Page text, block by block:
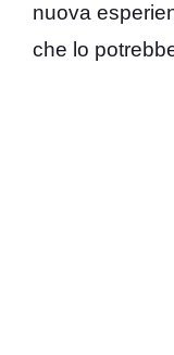
nuova
che lo